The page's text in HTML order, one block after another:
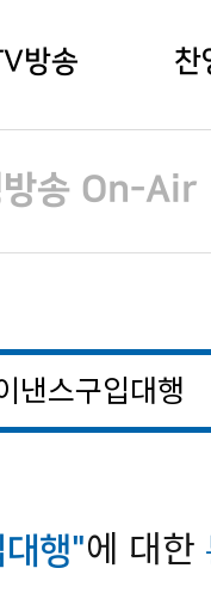
방송 찬
송 On-Air
행"에 대한